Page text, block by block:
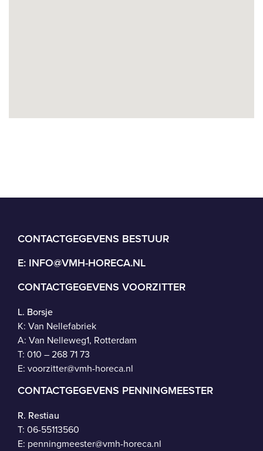
CONTACTGEGEVENS BESTUUR
E: INFO@VMH-HORECA.NL
CONTACTGEGEVENS VOORZITTER
L. Borsje
K: Van Nellefabriek
A: Van Nelleweg1, Rotterdam
T: 010 – 268 71 73
E: voorzitter@vmh-horeca.nl
CONTACTGEGEVENS PENNINGMEESTER
R. Restiau
T: 06-55113560
E: penningmeester@vmh-horeca.nl